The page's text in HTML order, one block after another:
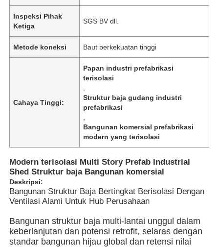
Rumah
Video
Inspeksi Pihak
Ketiga
SGS BV dll.
Metode koneksi Baut berkekuatan tinggi
Cahaya Tinggi:
Papan industri prefabrikasi
terisolasi
Struktur baja gudang industri
prefabrikasi
Bangunan komersial prefabrikasi
modern yang terisolasi
Modern terisolasi Multi Story Prefab Industrial
Shed Struktur baja Bangunan komersial
Deskripsi:
Bangunan Struktur Baja Bertingkat Berisolasi Dengan
Ventilasi Alami Untuk Hub Perusahaan
Bangunan struktur baja multi-lantai unggul dalam
keberlanjutan dan potensi retrofit, selaras dengan
standar bangunan hijau global dan retensi nilai